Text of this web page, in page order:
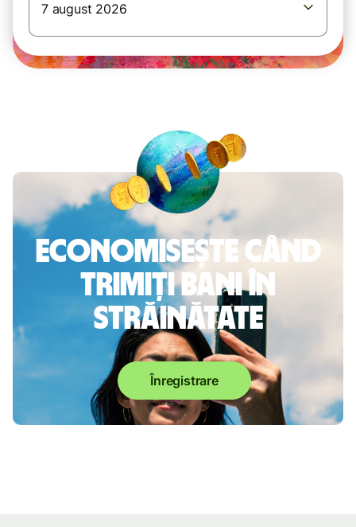
7 august 2026
Economisește când
trimiți bani în
străinătate
Înregistrare